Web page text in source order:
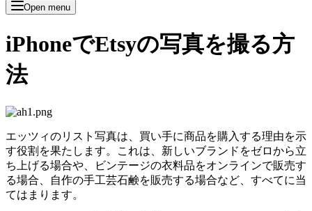
Open menu
iPhoneでEtsyの写真を撮る方
法
エッツィのリスト写真は、買い手に商品を購入する理由を示
す役割を果たします。これは、新しいブランドをゼロから立
ち上げる場合や、ビンテージの衣料品をオンラインで販売す
る場合、自作の手工芸石鹸を販売する場合など、すべてに当
てはまります。